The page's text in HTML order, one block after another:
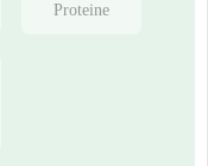
Proteine